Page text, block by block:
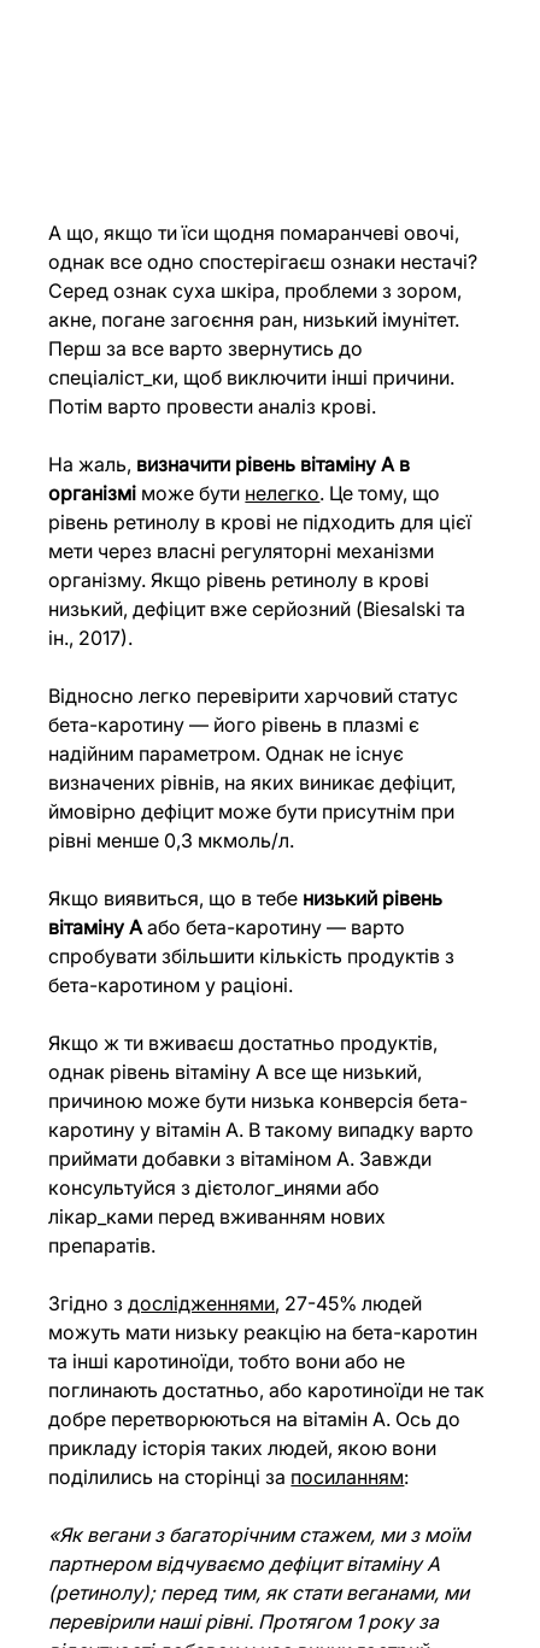
А що, якщо ти їси щодня помаранчеві овочі,
однак все одно спостерігаєш ознаки нестачі?
Серед ознак суха шкіра, проблеми з зором,
акне, погане загоєння ран, низький імунітет.
Перш за все варто звернутись до
спеціаліст_ки, щоб виключити інші причини.
Потім варто провести аналіз крові.
На жаль, визначити рівень вітаміну А в
організмі може бути нелегко. Це тому, що
рівень ретинолу в крові не підходить для цієї
мети через власні регуляторні механізми
організму. Якщо рівень ретинолу в крові
низький, дефіцит вже серйозний (Biesalski та
ін., 2017).
Відносно легко перевірити харчовий статус
бета-каротину — його рівень в плазмі є
надійним параметром. Однак не існує
визначених рівнів, на яких виникає дефіцит,
ймовірно дефіцит може бути присутнім при
рівні менше 0,3 мкмоль/л.
Якщо виявиться, що в тебе низький рівень
вітаміну А або бета-каротину — варто
спробувати збільшити кількість продуктів з
бета-каротином у раціоні.
Якщо ж ти вживаєш достатньо продуктів,
однак рівень вітаміну А все ще низький,
причиною може бути низька конверсія бета-
каротину у вітамін А. В такому випадку варто
приймати добавки з вітаміном А. Завжди
консультуйся з дієтолог_инями або
лікар_ками перед вживанням нових
препаратів.
Згідно з дослідженнями, 27-45% людей
можуть мати низьку реакцію на бета-каротин
та інші каротиноїди, тобто вони або не
поглинають достатньо, або каротиноїди не так
добре перетворюються на вітамін А. Ось до
прикладу історія таких людей, якою вони
поділились на сторінці за посиланням:
«Як вегани з багаторічним стажем, ми з моїм
партнером відчуваємо дефіцит вітаміну А
(ретинолу); перед тим, як стати веганами, ми
перевірили наші рівні. Протягом 1 року за